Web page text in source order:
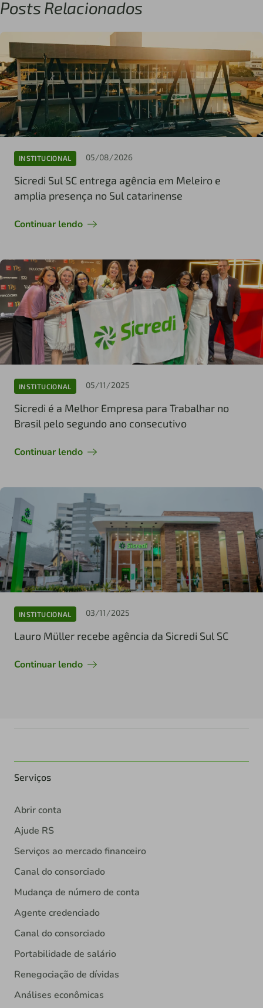
Posts Relacionados
INSTITUCIONAL 05/08/2026
Sicredi Sul SC entrega agência em Meleiro e
amplia presença no Sul catarinense
Continuar lendo
INSTITUCIONAL 05/11/2025
Sicredi é a Melhor Empresa para Trabalhar no
Brasil pelo segundo ano consecutivo
Continuar lendo
INSTITUCIONAL 03/11/2025
Lauro Müller recebe agência da Sicredi Sul SC
Continuar lendo
Serviços
Abrir conta
Ajude RS
Serviços ao mercado financeiro
Canal do consorciado
Mudança de número de conta
Agente credenciado
Canal do consorciado
Portabilidade de salário
Renegociação de dívidas
Análises econômicas